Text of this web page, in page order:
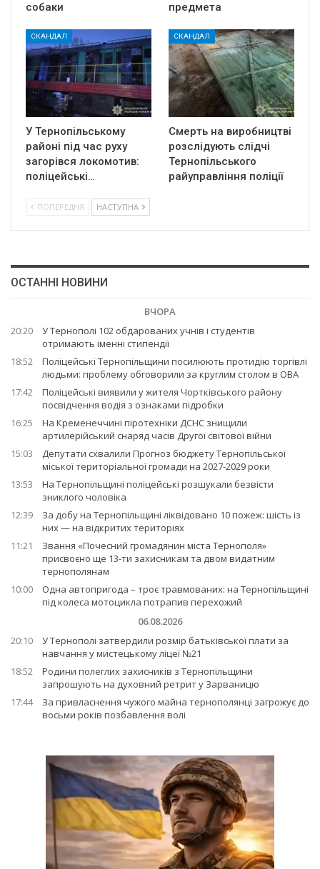
собаки
предмета
СКАНДАЛ
У Тернопільському
районі під час руху
загорівся локомотив:
поліцейські…
СКАНДАЛ
Смерть на виробництві
розслідують слідчі
Тернопільського
райуправління поліції
ПОПЕРЕДНЯ НАСТУПНА
ОСТАННІ НОВИНИ
ВЧОРА
20:20
У Тернополі 102 обдарованих учнів і студентів
отримають іменні стипендії
18:52
Поліцейські Тернопільщини посилюють протидію торгівлі
людьми: проблему обговорили за круглим столом в ОВА
17:42
Поліцейські виявили у жителя Чортківського району
посвідчення водія з ознаками підробки
16:25
На Кременеччині піротехніки ДСНС знищили
артилерійський снаряд часів Другої світової війни
15:03
Депутати схвалили Прогноз бюджету Тернопільської
міської територіальної громади на 2027-2029 роки
13:53
На Тернопільщині поліцейські розшукали безвісти
зниклого чоловіка
12:39
За добу на Тернопільщині ліквідовано 10 пожеж: шість із
них — на відкритих територіях
11:21
Звання «Почесний громадянин міста Тернополя»
присвоєно ще 13-ти захисникам та двом видатним
тернополянам
10:00
Одна автопригода – троє травмованих: на Тернопільщині
під колеса мотоцикла потрапив перехожий
06.08.2026
20:10
У Тернополі затвердили розмір батьківської плати за
навчання у мистецькому ліцеї №21
18:52
Родини полеглих захисників з Тернопільщини
запрошують на духовний ретрит у Зарваницю
17:44
За привласнення чужого майна тернополянці загрожує до
восьми років позбавлення волі